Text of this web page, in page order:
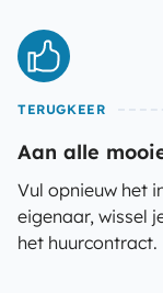
TERUGKEER
Aan alle
Vul opnieuw het
eigenaar, wissel
het huurcontract.